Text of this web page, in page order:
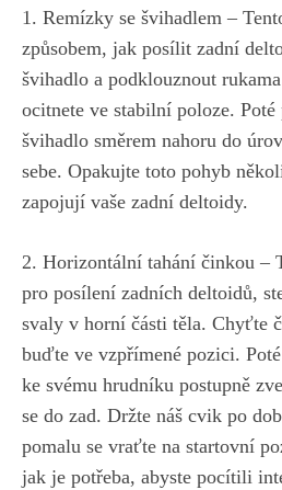
1. Remízky se švihadlem –
způsobem, jak posílit zadní
švihadlo a podklouznout
ocitnete ve stabilní poloze. Poté
švihadlo směrem nahoru do
sebe. Opakujte toto pohyb
zapojují vaše zadní deltoidy.
2. Horizontální tahání činkou –
pro posílení zadních deltoidů,
svaly v horní části těla. Chyťte
buďte ve vzpřímené pozici.
ke svému hrudníku postupně
se do zad. Držte náš cvik po
pomalu se vraťte na startovní
jak je potřeba, abyste pocítili